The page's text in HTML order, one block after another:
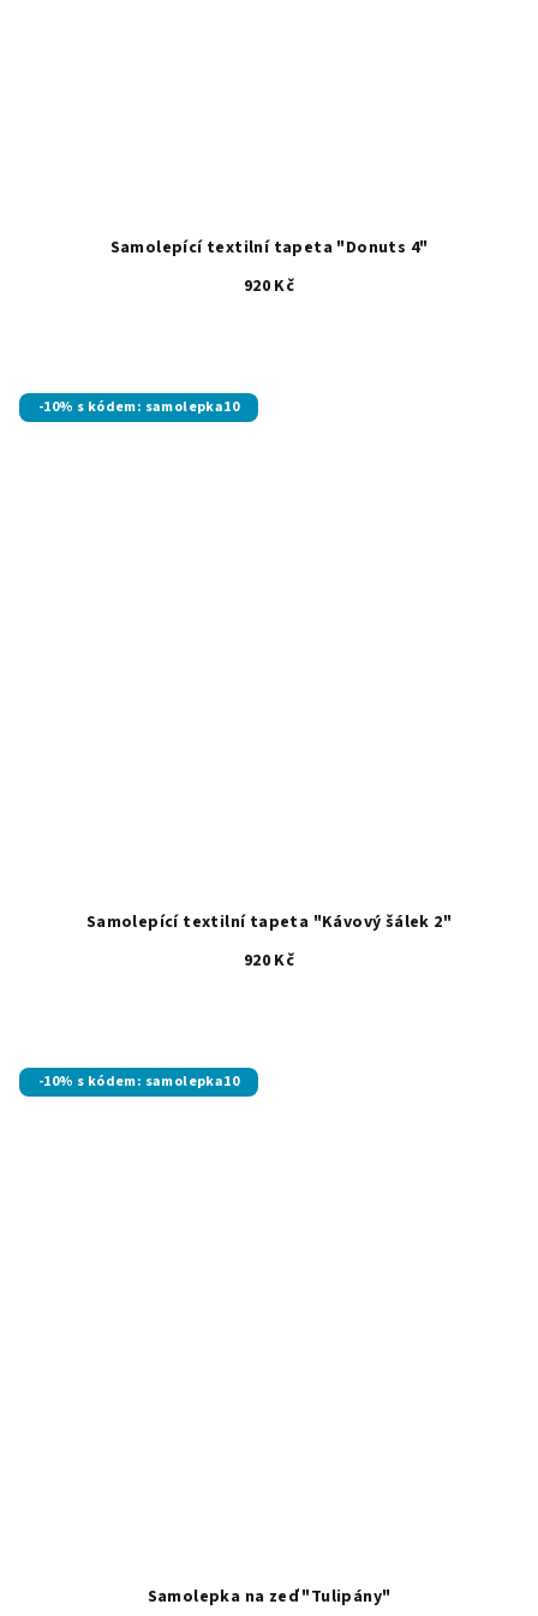
Samolepící textilní tapeta "Donuts 4"
920 Kč
-10% s kódem: samolepka10
Samolepící textilní tapeta "Kávový šálek 2"
920 Kč
-10% s kódem: samolepka10
Samolepka na zeď "Tulipány"